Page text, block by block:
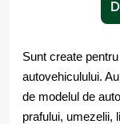
Sunt create
autovehiculului.
de modelul de
prafului, umezelii,